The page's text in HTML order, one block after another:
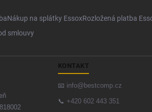
Nákup na splátky EssoxRozložená platba
smlouvy
KONTAKT
📧 info@bestcomp.cz
📞 +420 602 443 351